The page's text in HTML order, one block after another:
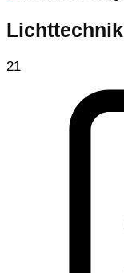
Lichttechnik
21